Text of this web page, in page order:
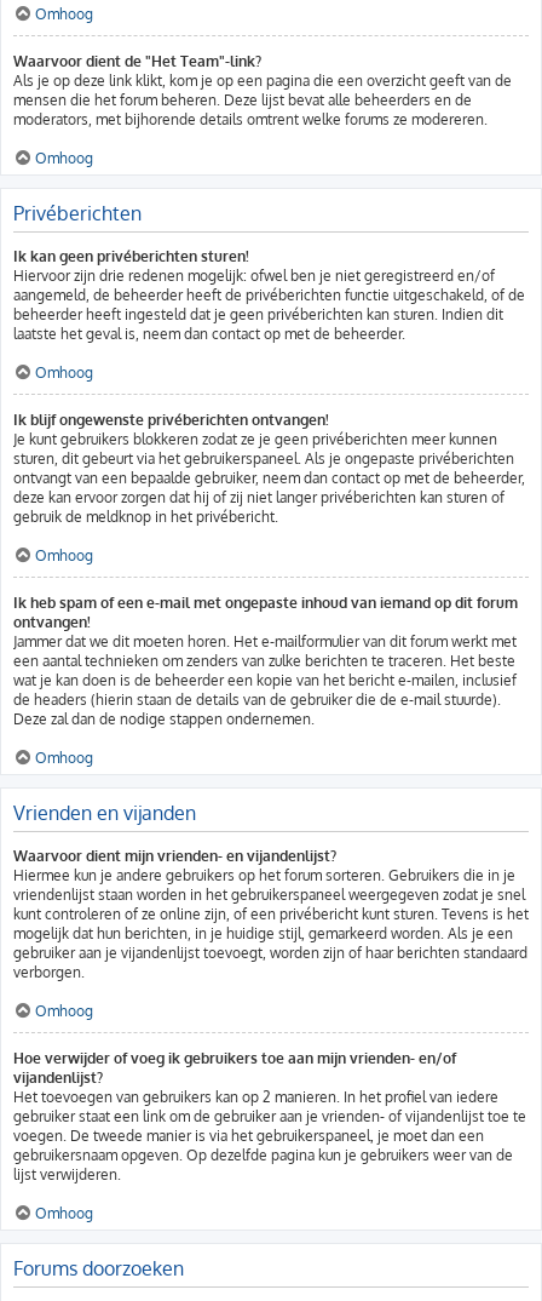
Omhoog
Waarvoor dient de "Het Team"-link?
Als je op deze link klikt, kom je op een pagina die een overzicht geeft van de
mensen die het forum beheren. Deze lijst bevat alle beheerders en de
moderators, met bijhorende details omtrent welke forums ze modereren.
Omhoog
Privéberichten
Ik kan geen privéberichten sturen!
Hiervoor zijn drie redenen mogelijk: ofwel ben je niet geregistreerd en/of
aangemeld, de beheerder heeft de privéberichten functie uitgeschakeld, of de
beheerder heeft ingesteld dat je geen privéberichten kan sturen. Indien dit
laatste het geval is, neem dan contact op met de beheerder.
Omhoog
Ik blijf ongewenste privéberichten ontvangen!
Je kunt gebruikers blokkeren zodat ze je geen privéberichten meer kunnen
sturen, dit gebeurt via het gebruikerspaneel. Als je ongepaste privéberichten
ontvangt van een bepaalde gebruiker, neem dan contact op met de beheerder,
deze kan ervoor zorgen dat hij of zij niet langer privéberichten kan sturen of
gebruik de meldknop in het privébericht.
Omhoog
Ik heb spam of een e-mail met ongepaste inhoud van iemand op dit forum
ontvangen!
Jammer dat we dit moeten horen. Het e-mailformulier van dit forum werkt met
een aantal technieken om zenders van zulke berichten te traceren. Het beste
wat je kan doen is de beheerder een kopie van het bericht e-mailen, inclusief
de headers (hierin staan de details van de gebruiker die de e-mail stuurde).
Deze zal dan de nodige stappen ondernemen.
Omhoog
Vrienden en vijanden
Waarvoor dient mijn vrienden- en vijandenlijst?
Hiermee kun je andere gebruikers op het forum sorteren. Gebruikers die in je
vriendenlijst staan worden in het gebruikerspaneel weergegeven zodat je snel
kunt controleren of ze online zijn, of een privébericht kunt sturen. Tevens is het
mogelijk dat hun berichten, in je huidige stijl, gemarkeerd worden. Als je een
gebruiker aan je vijandenlijst toevoegt, worden zijn of haar berichten standaard
verborgen.
Omhoog
Hoe verwijder of voeg ik gebruikers toe aan mijn vrienden- en/of
vijandenlijst?
Het toevoegen van gebruikers kan op 2 manieren. In het profiel van iedere
gebruiker staat een link om de gebruiker aan je vrienden- of vijandenlijst toe te
voegen. De tweede manier is via het gebruikerspaneel, je moet dan een
gebruikersnaam opgeven. Op dezelfde pagina kun je gebruikers weer van de
lijst verwijderen.
Omhoog
Forums doorzoeken